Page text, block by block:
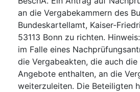
an die Vergabekammern des
Bundeskartellamt, Kaiser-
53113 Bonn zu richten.
im Falle eines
die Vergabeakten, die auch
Angebote enthalten, an die
weiterzuleiten. Die Beteiligten